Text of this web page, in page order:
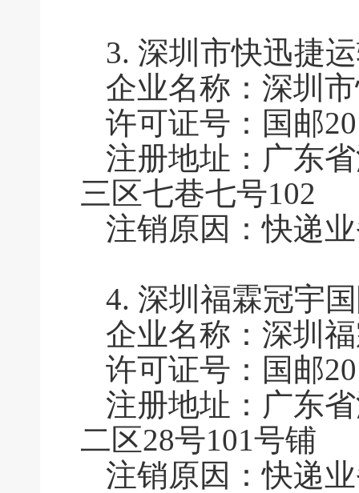
3. 深圳市快迅捷
企业名称：深圳
许可证号：国邮
注册地址：广东
三区七巷七号102
注销原因：快递
4. 深圳福霖冠宇
企业名称：深圳
许可证号：国邮
注册地址：广东
二区28号101号铺
注销原因：快递